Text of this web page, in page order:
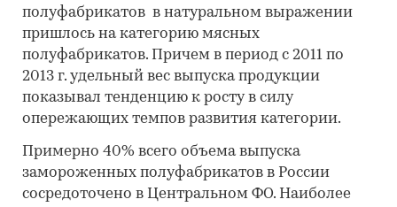
полуфабрикатов в натуральном выражении
пришлось на категорию мясных
полуфабрикатов. Причем в период с 2011 по
2013 г. удельный вес выпуска продукции
показывал тенденцию к росту в силу
опережающих темпов развития категории.
Примерно 40% всего объема выпуска
замороженных полуфабрикатов в России
сосредоточено в Центральном ФО. Наиболее